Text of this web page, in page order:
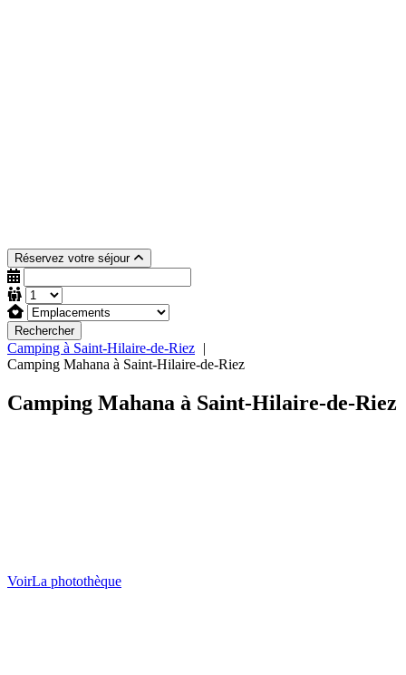
Réservez votre séjour
Rechercher
Camping à Saint-Hilaire-de-Riez
Camping Mahana à Saint-Hilaire-de-Riez
Camping Mahana à Saint-Hilaire-de-Riez
VoirLa photothèque